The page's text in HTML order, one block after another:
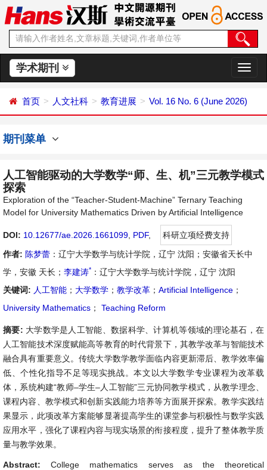
学术期刊
切
换
航
首页 人文社科 教育进展 Vol. 16 No. 6 (June 2026)
期刊菜单
人工智能驱动的大学数学“师、生、机”三元教学模式
探索
Exploration of the “Teacher-Student-Machine” Ternary Teaching
Model for University Mathematics Driven by Artificial Intelligence
DOI: 10.12677/ae.2026.1661099 PDF,
科研立项经费支持
作者: 陈梦蕾 ：辽宁大学数学与统计学院，辽宁 沈阳；安徽省天长中
学，安徽 天长； 李建涛* ：辽宁大学数学与统计学院，辽宁 沈阳
关键词: 人工智能 ； 大学数学 ； 教学改革 ； Artificial Intelligence ；
University Mathematics ； Teaching Reform
摘要: 大学数学是人工智能、数据科学、计算机等领域的理论基石，在
人工智能技术深度赋能高等教育的时代背景下，其教学改革与智能技术
融合具有重要意义。传统大学数学教学面临内容更新滞后、教学效率偏
低、个性化指导不足等现实挑战。本文以大学数学专业课程为改革载
体，系统构建“教师–学生–人工智能”三元协同教学模式，从教学理念、
课程内容、教学模式和创新实践能力培养等方面展开探索。教学实践结
果显示，此项改革方案能够显著提高学生的课堂参与积极性与数学实践
应用水平，强化了课程内容与现实场景的衔接程度，提升了整体教学质
量与教学效果。
Abstract:College mathematics serves as the theoretical